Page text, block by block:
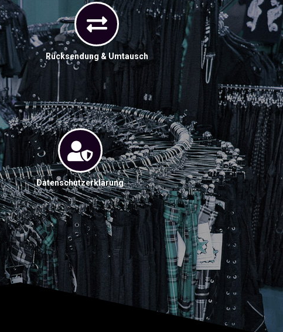
Rücksendung & Umtausch
Datenschutzerklärung